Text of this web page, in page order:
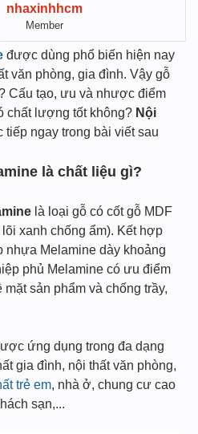
nhaxinhhcm
Member
được dùng phổ biến hiện nay
văn phòng, gia đình. Vậy gỗ
Cấu tạo, ưu và nhược điểm
chất lượng tốt không? Nội
tiếp ngay trong bài viết sau
là chất liệu gì?
là loại gỗ có cốt gỗ MDF
xanh chống ẩm). Kết hợp
nhựa Melamine dày khoảng
phủ Melamine có ưu điểm
sản phẩm và chống trầy,
ứng dụng trong đa dạng
gia đình, nội thất văn phòng,
trẻ em, nhà ở, chung cư cao
sạn,...